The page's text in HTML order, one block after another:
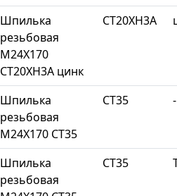
Шпилька
резьбовая
М24Х170
СТ20ХН3А цинк
СТ20ХН3А
Шпилька
резьбовая
М24Х170 СТ35
СТ35 -
Шпилька
резьбовая
СТ35